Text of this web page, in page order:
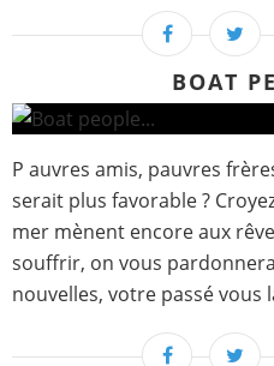
BOAT
P auvres amis, pauvres
serait plus favorable ?
mer mènent encore aux
souffrir, on vous
nouvelles, votre passé vous